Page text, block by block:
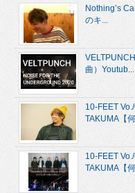
Nothing’s
のキ...
曲）Youtub...
10-FEET
TAKUMA【
10-FEET
TAKUMA【